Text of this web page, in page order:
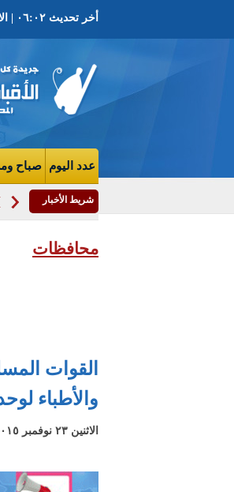
أخر تحديث ٠٦:٠٢ | الاثنين ٢٣ نوفمبر ٢٠١٥ | ١٣ هاتور ١٧٣٢ ش | العدد ٣٧٥٥ السنة التاسعه
عدد اليوم صباح
شريط الأخبار
محافظات
القوات
والأطباء
الاثنين ٢٣ نوفمبر ٢٠١٥ - ٣٤: ٠٦ م +02:00 CEST